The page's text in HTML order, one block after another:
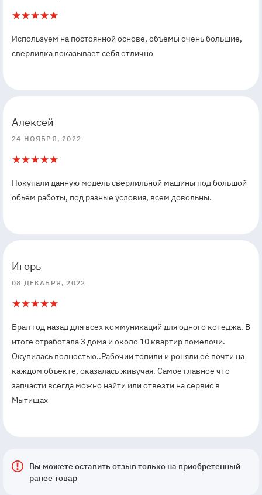
5
1
Используем на постоянной основе, объемы очень большие,
сверлилка показывает себя отлично
55
Алексей
24 НОЯБРЯ, 2022
5
1
Покупали данную модель сверлильной машины под большой
обьем работы, под разные условия, всем довольны.
55
Игорь
08 ДЕКАБРЯ, 2022
5
1
Брал год назад для всех коммуникаций для одного котеджа. В
итоге отработала 3 дома и около 10 квартир помелочи.
Окупилась полностью..Рабочии топили и роняли её почти на
каждом объекте, оказалась живучая. Самое главное что
запчасти всегда можно найти или отвезти на сервис в
Мытищах
Вы можете оставить отзыв только на приобретенный
ранее товар